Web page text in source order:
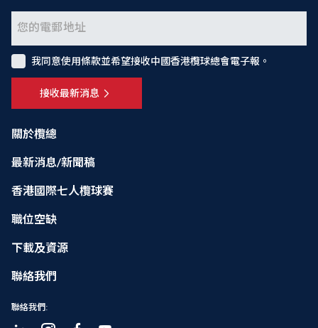
關於欖總
最新消息/新聞稿
香港國際七人欖球賽
職位空缺
下載及資源
聯絡我們
聯絡我們:
接收最新消息
我同意使用條款並希望接收中國香港欖球總會電子報。